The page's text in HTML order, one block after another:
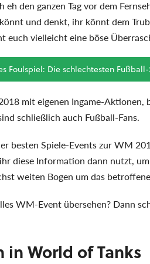
eh den ganzen Tag vor dem
und denkt, ihr könnt dem
euch vielleicht eine böse
Foulspiel: Die schlechtesten
mit eigenen Ingame-Aktionen,
schließlich auch Fußball-Fans.
besten Spiele-Events zur WM
diese Information dann nutzt,
weiten Bogen um das
WM-Event übersehen? Dann
in World of Tanks